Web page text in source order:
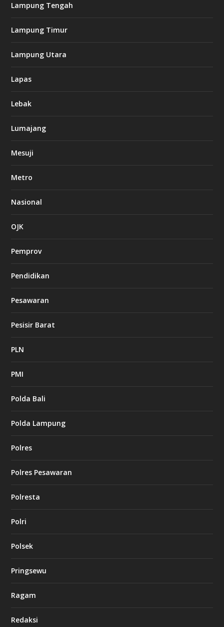
Lampung Tengah
Lampung Timur
Lampung Utara
Lapas
Lebak
Lumajang
Mesuji
Metro
Nasional
OJK
Pemprov
Pendidikan
Pesawaran
Pesisir Barat
PLN
PMI
Polda Bali
Polda Lampung
Polres
Polres Pesawaran
Polresta
Polri
Polsek
Pringsewu
Ragam
Redaksi